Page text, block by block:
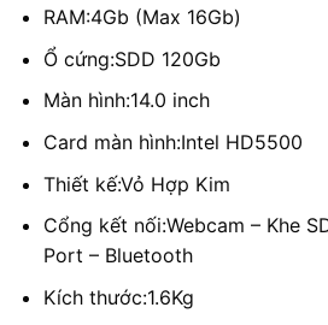
RAM:4Gb (Max 16Gb)
Ổ cứng:SDD 120Gb
Màn hình:14.0 inch
Card màn hình:Intel HD5500
Thiết kế:Vỏ Hợp Kim
Cổng kết nối:Webcam – Khe
Port – Bluetooth
Kích thước:1.6Kg